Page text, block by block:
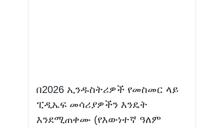
በ2026 ኢንዱስትሪዎች የመስመር ላይ
ፒዲኤፍ መሳሪያዎችን እንዴት
እንደሚጠቀሙ (የእውነተኛ ዓለም